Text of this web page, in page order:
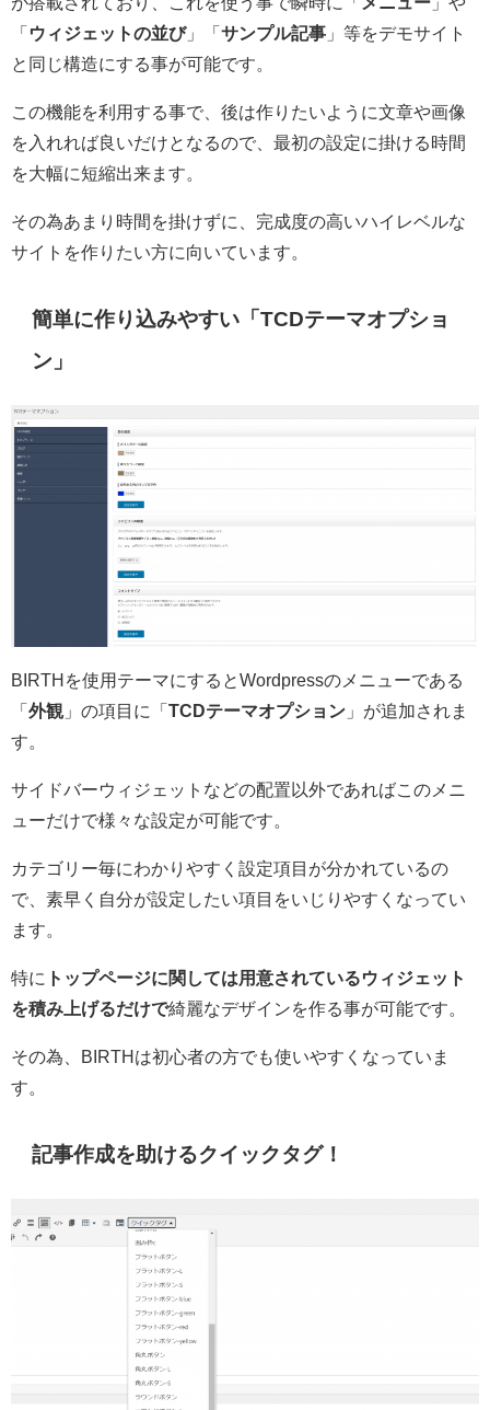
「 ウィジェットの並び」「 サンプル記事 」等をデモサイト
と同じ構造にする事が可能です。
この機能を利用する事で、後は作りたいように文章や画像
を入れれば良いだけとなるので、最初の設定に掛ける時間
を大幅に短縮出来ます。
その為あまり時間を掛けずに、完成度の高いハイレベルな
サイトを作りたい方に向いています。
簡単に作り込みやすい「TCDテーマオプショ
ン」
BIRTHを使用テーマにするとWordpressのメニューである
「 外観 」の項目に「 TCDテーマオプション 」が追加されま
す。
サイドバーウィジェットなどの配置以外であればこのメニ
ューだけで様々な設定が可能です。
カテゴリー毎にわかりやすく設定項目が分かれているの
で、素早く自分が設定したい項目をいじりやすくなってい
ます。
特に トップページに関しては用意されているウィジェット
を積み上げるだけで綺麗なデザインを作る事が可能です。
その為、BIRTHは初心者の方でも使いやすくなっていま
す。
記事作成を助けるクイックタグ！